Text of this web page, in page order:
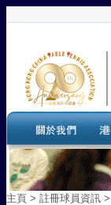
主頁 > 註冊球員資訊 >